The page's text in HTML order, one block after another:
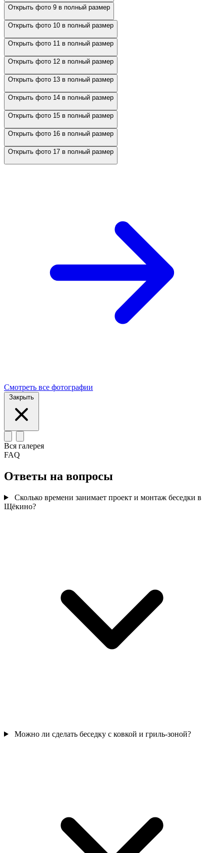
Открыть фото 9 в полный размер
Открыть фото 10 в полный размер
Открыть фото 11 в полный размер
Открыть фото 12 в полный размер
Открыть фото 13 в полный размер
Открыть фото 14 в полный размер
Открыть фото 15 в полный размер
Открыть фото 16 в полный размер
Открыть фото 17 в полный размер
Смотреть все фотографии
Закрыть
Вся галерея
FAQ
Ответы на вопросы
Сколько времени занимает проект и монтаж беседки в
Щёкино?
Можно ли сделать беседку с ковкой и гриль-зоной?